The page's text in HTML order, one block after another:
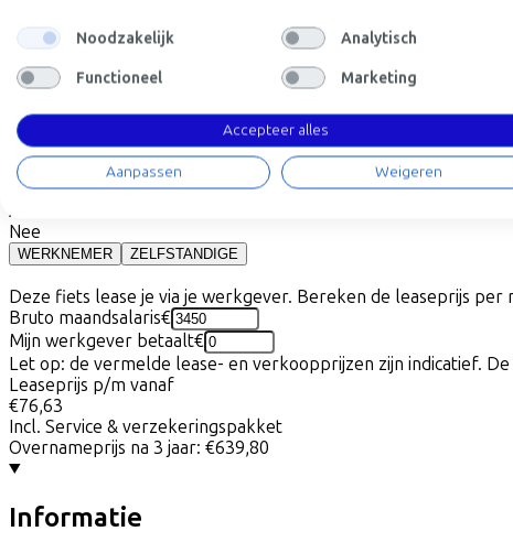
Beschikbare kleuren
Batterij opties
800 Wh
Frame model
Laag
Actieradius
114
Accu afneembaar
Nee
WERKNEMER ZELFSTANDIGE
Deze fiets lease je via je werkgever. Bereken de leaseprijs per
Bruto maandsalaris€
Mijn werkgever betaalt€
Let op: de vermelde lease- en verkoopprijzen zijn indicatief.
Leaseprijs p/m vanaf
€76,63
Incl. Service & verzekeringspakket
Overnameprijs na 3 jaar: €639,80
Informatie
Noodzakelijk Analytisch
Functioneel Marketing
Accepteer alles
Aanpassen Weigeren